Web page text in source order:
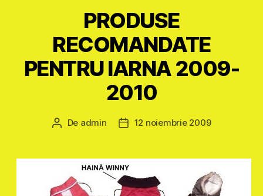
PRODUSE
RECOMANDATE
PENTRU IARNA 2009-
2010
Autor
De admin
Dată12 noiembrie 2009